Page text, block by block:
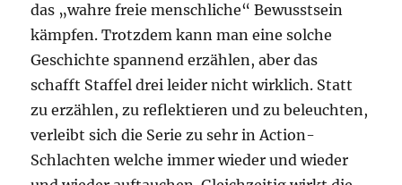
das „wahre freie menschliche“ Bewusstsein
kämpfen. Trotzdem kann man eine solche
Geschichte spannend erzählen, aber das
schafft Staffel drei leider nicht wirklich. Statt
zu erzählen, zu reflektieren und zu beleuchten,
verleibt sich die Serie zu sehr in Action-
Schlachten welche immer wieder und wieder